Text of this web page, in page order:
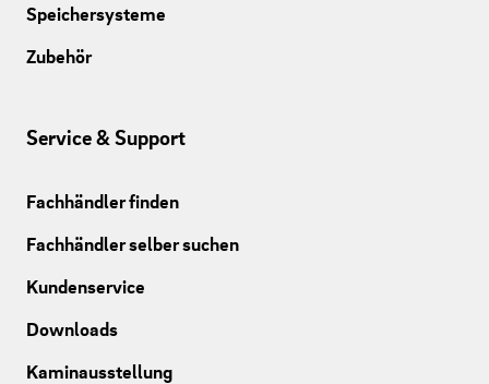
Speichersysteme
Zubehör
Service & Support
Fachhändler finden
Fachhändler selber suchen
Kundenservice
Downloads
Kaminausstellung